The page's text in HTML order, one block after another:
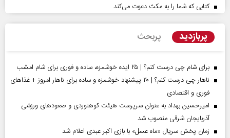
کتابی که شما را به مکث دعوت می‌کند
پربازدید پربحث
برای شام چی درست کنم؟ | ۲۵ ایده خوشمزه، ساده و فوری برای شام امشب
ناهار چی درست کنم؟ | ۲۰ پیشنهاد خوشمزه و ساده برای ناهار امروز + غذاهای
فوری و اقتصادی
امیرحسین بهداد به عنوان سرپرست هیئت کوهنوردی و صعودهای ورزشی
آذربایجان شرقی منصوب شد
زمان پخش سریال «ماه عسل» با بازی اکبر عبدی اعلام شد